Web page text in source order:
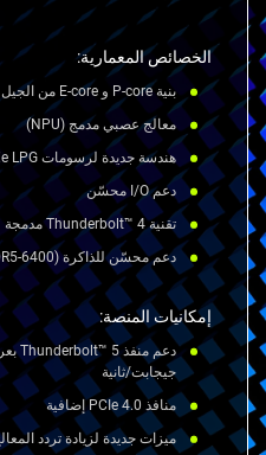
الخصائص المعمارية:
بنية P-core و E-core من الجيل الجديد
معالج عصبي مدمج (NPU)
هندسة جديدة لرسومات Xe LPG
دعم I/O محسّن
تقنية Thunderbolt™ 4 مدمجة
دعم محسّن للذاكرة (DDR5-6400)
إمكانيات المنصة:
جيجابت/ثانية
منافذ PCIe 4.0 إضافية
ميزات جديدة لزيادة تردد